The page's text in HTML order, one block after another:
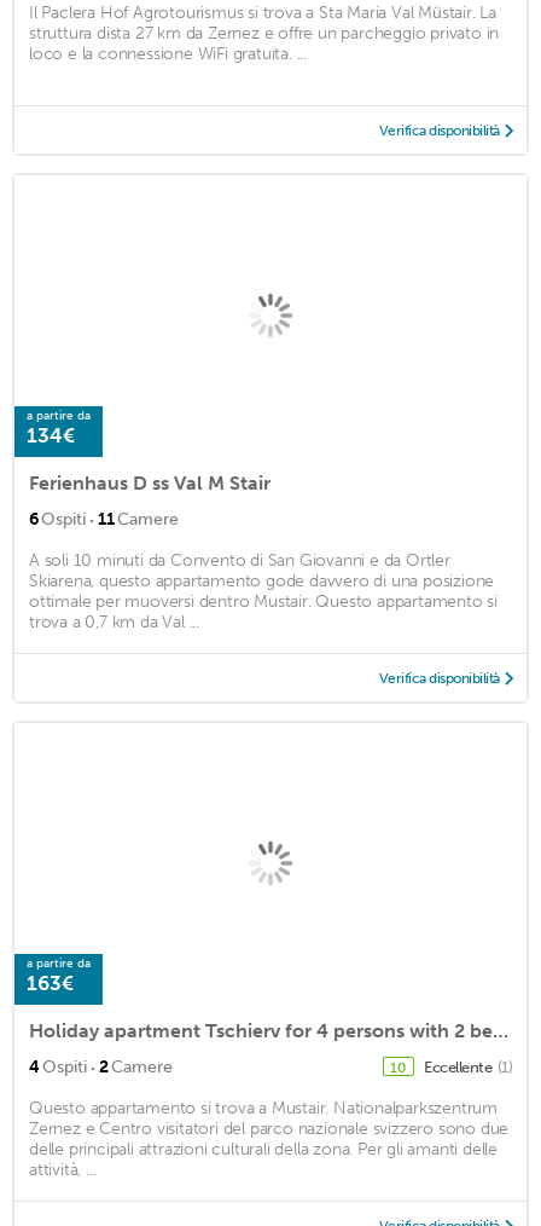
Il Paclera Hof Agrotourismus si trova a Sta Maria Val Müstair. La
struttura dista 27 km da Zernez e offre un parcheggio privato in
loco e la connessione WiFi gratuita. ...
Verifica disponibilità
a partire da
134€
Ferienhaus D ss Val M Stair
6Ospiti · 11Camere
A soli 10 minuti da Convento di San Giovanni e da Ortler
Skiarena, questo appartamento gode davvero di una posizione
ottimale per muoversi dentro Mustair. Questo appartamento si
trova a 0,7 km da Val ...
Verifica disponibilità
a partire da
163€
Holiday apartment Tschierv for 4 persons with 2 bedrooms - Holiday apartment
4Ospiti · 2Camere 10 Eccellente (1)
Questo appartamento si trova a Mustair. Nationalparkszentrum
Zernez e Centro visitatori del parco nazionale svizzero sono due
delle principali attrazioni culturali della zona. Per gli amanti delle
attività, ...